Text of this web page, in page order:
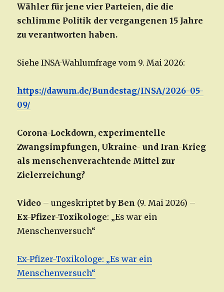
Wähler für jene vier Parteien, die die
schlimme Politik der vergangenen 15 Jahre
zu verantworten haben.
Siehe INSA-Wahlumfrage vom 9. Mai 2026:
https://dawum.de/Bundestag/INSA/2026-05-
09/
Corona-Lockdown, experimentelle
Zwangsimpfungen, Ukraine- und Iran-Krieg
als menschenverachtende Mittel zur
Zielerreichung?
Video – ungeskriptetby Ben (9. Mai 2026) –
Ex-Pfizer-Toxikologe: „Es war ein
Menschenversuch“
Ex-Pfizer-Toxikologe: „Es war ein
Menschenversuch“